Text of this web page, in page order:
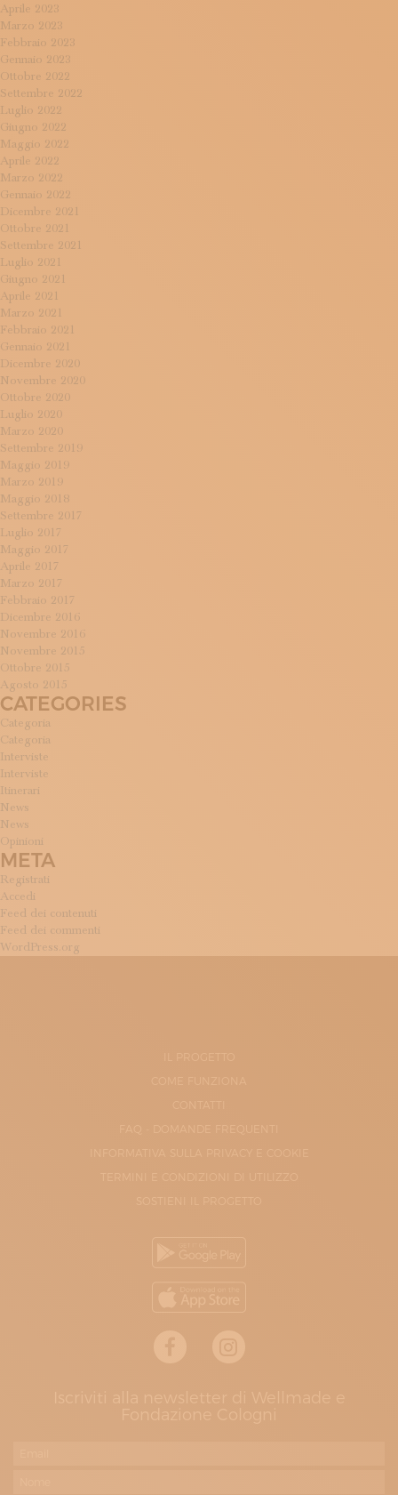
Aprile 2023
Marzo 2023
Febbraio 2023
Gennaio 2023
Ottobre 2022
Settembre 2022
Luglio 2022
Giugno 2022
Maggio 2022
Aprile 2022
Marzo 2022
Gennaio 2022
Dicembre 2021
Ottobre 2021
Settembre 2021
Luglio 2021
Giugno 2021
Aprile 2021
Marzo 2021
Febbraio 2021
Gennaio 2021
Dicembre 2020
Novembre 2020
Ottobre 2020
Luglio 2020
Marzo 2020
Settembre 2019
Maggio 2019
Marzo 2019
Maggio 2018
Settembre 2017
Luglio 2017
Maggio 2017
Aprile 2017
Marzo 2017
Febbraio 2017
Dicembre 2016
Novembre 2016
Novembre 2015
Ottobre 2015
Agosto 2015
CATEGORIES
Categoria
Categoria
Interviste
Interviste
Itinerari
News
News
Opinioni
META
Registrati
Accedi
Feed dei contenuti
Feed dei commenti
WordPress.org